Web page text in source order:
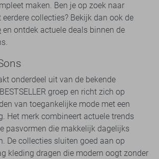
maken. Ben je op zoek naar
collecties? Bekijk dan ook de
en ontdek actuele deals binnen de
onderdeel uit van de bekende
groep en richt zich op
van toegankelijke mode met een
Het merk combineert actuele trends
pasvormen die makkelijk dagelijks
De collecties sluiten goed aan op
kleding dragen die modern oogt zonder